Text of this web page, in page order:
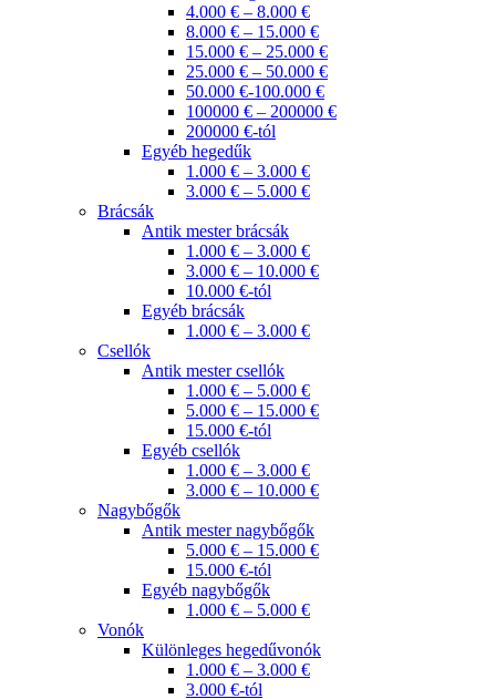
4.000 € – 8.000 €
8.000 € – 15.000 €
15.000 € – 25.000 €
25.000 € – 50.000 €
50.000 €-100.000 €
100000 € – 200000 €
200000 €-tól
Egyéb hegedűk
1.000 € – 3.000 €
3.000 € – 5.000 €
Brácsák
Antik mester brácsák
1.000 € – 3.000 €
3.000 € – 10.000 €
10.000 €-tól
Egyéb brácsák
1.000 € – 3.000 €
Csellók
Antik mester csellók
1.000 € – 5.000 €
5.000 € – 15.000 €
15.000 €-tól
Egyéb csellók
1.000 € – 3.000 €
3.000 € – 10.000 €
Nagybőgők
Antik mester nagybőgők
5.000 € – 15.000 €
15.000 €-tól
Egyéb nagybőgők
1.000 € – 5.000 €
Vonók
Különleges hegedűvonók
1.000 € – 3.000 €
3.000 €-tól